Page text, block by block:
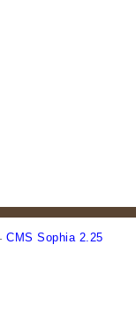
-CMS Sophia 2.25